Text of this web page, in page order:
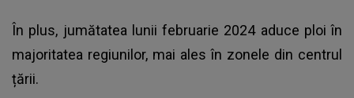
În plus, jumătatea lunii februarie 2024 aduce ploi în
majoritatea regiunilor, mai ales în zonele din centrul
țării.